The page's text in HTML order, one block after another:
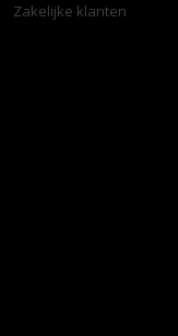
Zakelijke klanten